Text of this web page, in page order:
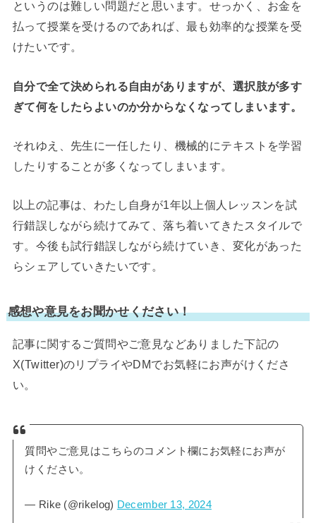
というのは難しい問題だと思います。せっかく、お金を
払って授業を受けるのであれば、最も効率的な授業を受
けたいです。
自分で全て決められる自由がありますが、選択肢が多す
ぎて何をしたらよいのか分からなくなってしまいます。
それゆえ、先生に一任したり、機械的にテキストを学習
したりすることが多くなってしまいます。
以上の記事は、わたし自身が1年以上個人レッスンを試
行錯誤しながら続けてみて、落ち着いてきたスタイルで
す。今後も試行錯誤しながら続けていき、変化があった
らシェアしていきたいです。
感想や意見をお聞かせください！
記事に関するご質問やご意見などありました下記の
X(Twitter)のリプライやDMでお気軽にお声がけくださ
い。
質問やご意見はこちらのコメント欄にお気軽にお声が
けください。
— Rike (@rikelog) December 13, 2024